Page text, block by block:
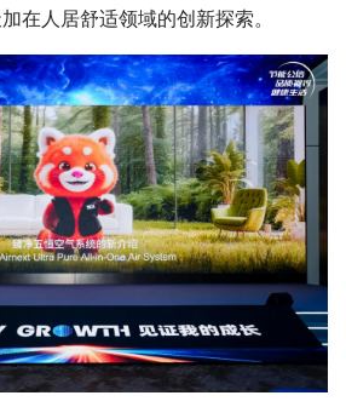
在人居舒适领域的创新探索。